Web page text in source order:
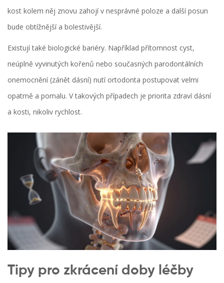
kost kolem něj znovu zahojí v nesprávné poloze a další posun
bude obtížnější a bolestivější.
Existují také biologické bariéry. Například přítomnost cyst,
neúplně vyvinutých kořenů nebo současných parodontálních
onemocnění (zánět dásní) nutí ortodonta postupovat velmi
opatrně a pomalu. V takových případech je priorita zdraví dásní
a kosti, nikoliv rychlost.
Tipy pro zkrácení doby léčby